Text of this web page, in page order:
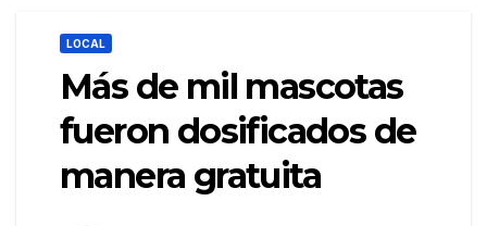
LOCAL
Más de mil mascotas
fueron dosificados de
manera gratuita